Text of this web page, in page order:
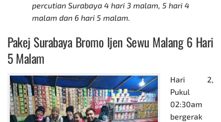
percutian Surabaya 4 hari 3 malam, 5 hari 4
malam dan 6 hari 5 malam.
Pakej Surabaya Bromo Ijen Sewu Malang 6 Hari
5 Malam
Hari 2,
Pukul
02:30am
bergerak